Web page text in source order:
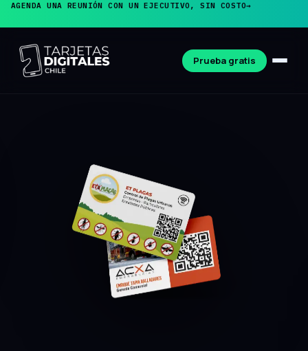
AGENDA UNA REUNIÓN CON UN EJECUTIVO, SIN COSTO→
Prueba gratis